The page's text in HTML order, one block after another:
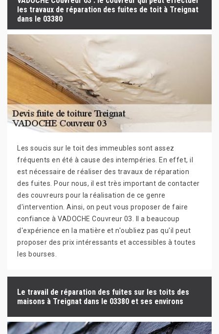
les travaux de réparation des fuites de toit à Treignat
dans le 03380
Les soucis sur le toit des immeubles sont assez
fréquents en été à cause des intempéries. En effet, il
est nécessaire de réaliser des travaux de réparation
des fuites. Pour nous, il est très important de contacter
des couvreurs pour la réalisation de ce genre
d'intervention. Ainsi, on peut vous proposer de faire
confiance à VADOCHE Couvreur 03. Il a beaucoup
d'expérience en la matière et n'oubliez pas qu'il peut
proposer des prix intéressants et accessibles à toutes
les bourses.
Le travail de réparation des fuites sur les toits des
maisons à Treignat dans le 03380 et ses environs